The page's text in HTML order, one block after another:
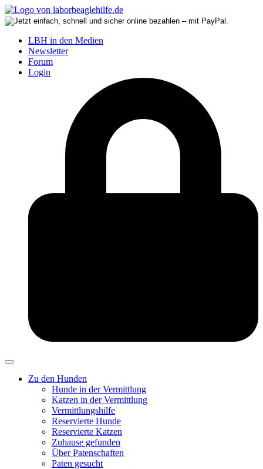
LBH in den Medien
Newsletter
Forum
Login
Zu den Hunden
Hunde in der Vermittlung
Katzen in der Vermittlung
Vermittlungshilfe
Reservierte Hunde
Reservierte Katzen
Zuhause gefunden
Über Patenschaften
Paten gesucht